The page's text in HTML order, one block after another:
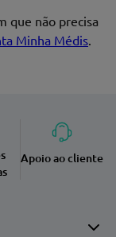
que não precisa
Minha Médis.
Apoio ao cliente